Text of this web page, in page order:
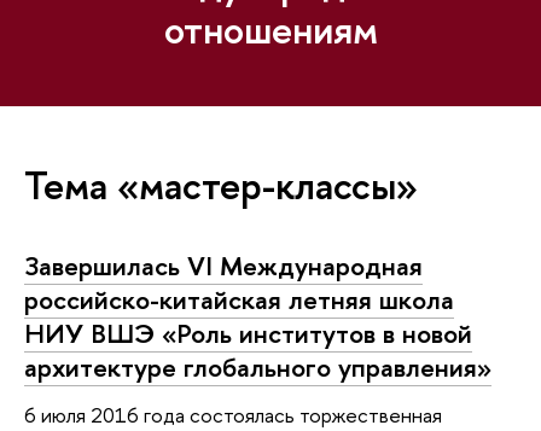
отношениям
Тема «мастер-классы»
Завершилась VI Международная
российско-китайская летняя школа
НИУ ВШЭ «Роль институтов в новой
архитектуре глобального управления»
6 июля 2016 года состоялась торжественная